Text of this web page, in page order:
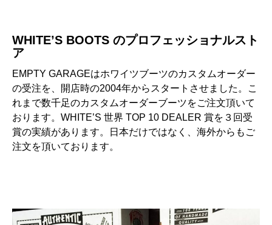
WHITE’S BOOTS のプロフェッショナルスト
ア
EMPTY GARAGEはホワイツブーツのカスタムオーダー
の受注を、開店時の2004年からスタートさせました。こ
れまで数千足のカスタムオーダーブーツをご注文頂いて
おります。WHITE’S 世界 TOP 10 DEALER 賞を３回受
賞の実績があります。日本だけではなく、海外からもご
注文を頂いております。